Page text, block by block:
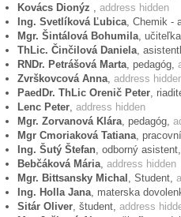
lawmaker. Their competencies are
socialism), which would otherwise
Member States of the Council of
artificially create a "homosexual
stopped even at the point when the
reputation of the ECHR as a non-
Parliamentary Assembly of the
who would show ultimate respect to
ideological agenda.
Kovács Dionýz
address hidden
Ing. Svetlíková Ľubica , Chemik -
Mgr. Šintálová Bohumila , učiteľka,
ThLic. Činčilová Daniela ,
RNDr. Petrášová Marta , pedagóg,
Zvrškovcová Anna address
PaedDr. ThLic Orenič Peter ,
Lenc Peter address hidden
Mgr. Zorvanová Klára , pedagóg,
Mgr Cmoriaková Tatiana ,
Ing. Šutý Štefan , odborný asistent,
Bebčáková Mária address hidden
Mgr. Bittsansky Michal
, Student,
Ing. Holla Jana , materska
Sitár Oliver , študent, address